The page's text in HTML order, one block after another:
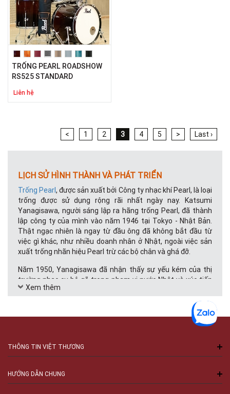
TRỐNG PEARL ROADSHOW
RS525 STANDARD
Liên hệ
< 1 2 3 4 5 > Last ›
LỊCH SỬ HÌNH THÀNH VÀ PHÁT TRIỂN
Trống Pearl, được sản xuất bởi Công ty nhạc khí Pearl, là loại
trống được sử dụng rộng rãi nhất ngày nay. Katsumi
Yanagisawa, người sáng lập ra hãng trống Pearl, đã thành
lập công ty của mình vào năm 1946 tại Tokyo - Nhật Bản.
Thật ngạc nhiên là ngay từ đầu ông đã không bắt đầu từ
việc gì khác, như nhiều doanh nhân ở Nhật, ngoài việc sản
xuất trống nhãn hiệu Pearl trừ các bộ chân và ghá đỡ.
Năm 1950, Yanagisawa đã nhận thấy sự yếu kém của thị
trường nhạc cụ bộ gõ trong phạm vi nước Nhật và xúc tiến
sản xuất nhạc khí thuộc bộ gõ dưới 1 thương hiệu mới là
Pearl Musical Instrument. Các sản phẩm về trống đầu tiên
của Pearl hầu hết được bắt chước mẫu mã do người Mỹ sản
Trống pearl roadshow 525 standard
Mua bán trống điện roland cao cấp, trống điện tử biểu
Xem thêm
THÔNG TIN VIỆT THƯƠNG
HƯỚNG DẪN CHUNG